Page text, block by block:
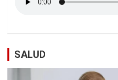
SALUD